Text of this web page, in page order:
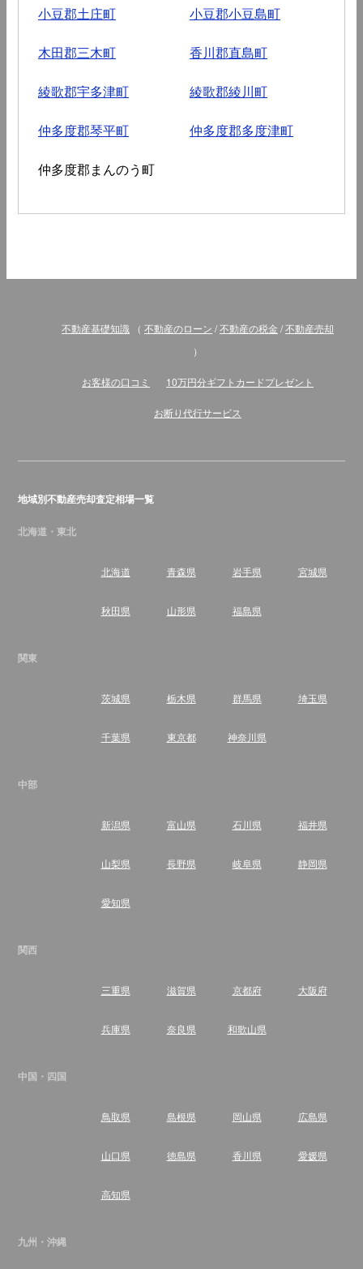
小豆郡土庄町 小豆郡小豆島町
木田郡三木町 香川郡直島町
綾歌郡宇多津町 綾歌郡綾川町
仲多度郡琴平町 仲多度郡多度津町
仲多度郡まんのう町
不動産基礎知識 （ 不動産のローン /不動産の税金 /不動産売却
）
お客様の口コミ 10万円分ギフトカードプレゼント
お断り代行サービス
地域別不動産売却査定相場一覧
北海道・東北
北海道 青森県 岩手県 宮城県
秋田県 山形県 福島県
関東
茨城県 栃木県 群馬県 埼玉県
千葉県 東京都 神奈川県
中部
新潟県 富山県 石川県 福井県
山梨県 長野県 岐阜県 静岡県
愛知県
関西
三重県 滋賀県 京都府 大阪府
兵庫県 奈良県 和歌山県
中国・四国
鳥取県 島根県 岡山県 広島県
山口県 徳島県 香川県 愛媛県
高知県
九州・沖縄